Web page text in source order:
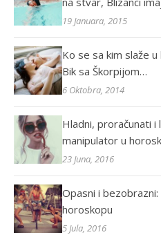
19 Januara, 2015
Ko se sa kim slaže
Bik sa Škorpijom…
6 Oktobra, 2014
Hladni, proračunati i
manipulator u
23 Juna, 2016
Opasni i
horoskopu
5 Jula, 2016